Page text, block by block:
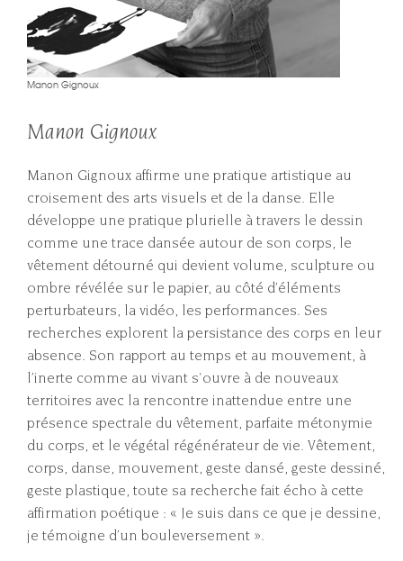
Manon Gignoux
Manon Gignoux
Manon Gignoux affirme une pratique artistique au
croisement des arts visuels et de la danse. Elle
développe une pratique plurielle à travers le dessin
comme une trace dansée autour de son corps, le
vêtement détourné qui devient volume, sculpture ou
ombre révélée sur le papier, au côté d’éléments
perturbateurs, la vidéo, les performances. Ses
recherches explorent la persistance des corps en leur
absence. Son rapport au temps et au mouvement, à
l’inerte comme au vivant s'ouvre à de nouveaux
territoires avec la rencontre inattendue entre une
présence spectrale du vêtement, parfaite métonymie
du corps, et le végétal régénérateur de vie. Vêtement,
corps, danse, mouvement, geste dansé, geste dessiné,
geste plastique, toute sa recherche fait écho à cette
affirmation poétique : « Je suis dans ce que je dessine,
je témoigne d’un bouleversement ».